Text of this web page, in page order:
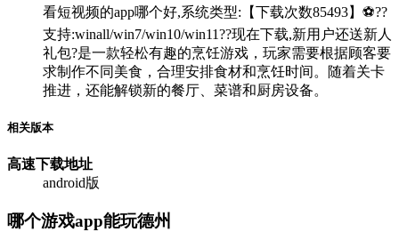
看短视频的app哪个好,系统类型:【下载次数85493】⚽??
支持:winall/win7/win10/win11??现在下载,新用户还送新人
礼包?是一款轻松有趣的烹饪游戏，玩家需要根据顾客要
求制作不同美食，合理安排食材和烹饪时间。随着关卡
推进，还能解锁新的餐厅、菜谱和厨房设备。
相关版本
高速下载地址
android版
哪个游戏app能玩德州